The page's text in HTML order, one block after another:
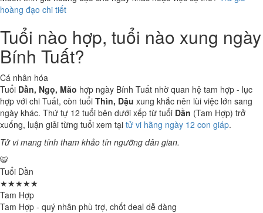
hoàng đạo chi tiết
Tuổi nào hợp, tuổi nào xung ngày
Bính Tuất?
Cá nhân hóa
Tuổi Dần, Ngọ, Mão hợp ngày Bính Tuất nhờ quan hệ tam hợp - lục
hợp với chi Tuất, còn tuổi Thìn, Dậu xung khắc nên lùi việc lớn sang
ngày khác. Thứ tự 12 tuổi bên dưới xếp từ tuổi Dần (Tam Hợp) trở
xuống, luận giải từng tuổi xem tại tử vi hằng ngày 12 con giáp.
Tử vi mang tính tham khảo tín ngưỡng dân gian.
🐯
Tuổi Dần
★★★★★
Tam Hợp
Tam Hợp - quý nhân phù trợ, chốt deal dễ dàng